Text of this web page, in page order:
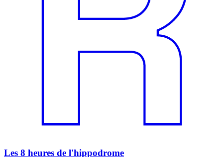
Les 8 heures de l'hippodrome